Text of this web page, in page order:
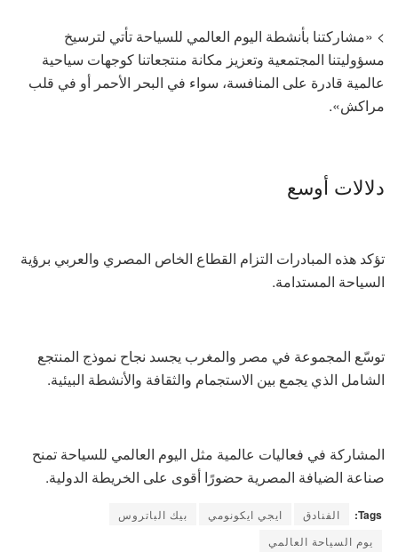
> «مشاركتنا بأنشطة اليوم العالمي للسياحة تأتي لترسيخ
مسؤوليتنا المجتمعية وتعزيز مكانة منتجعاتنا كوجهات سياحية
عالمية قادرة على المنافسة، سواء في البحر الأحمر أو في قلب
مراكش».
دلالات أوسع
تؤكد هذه المبادرات التزام القطاع الخاص المصري والعربي برؤية
السياحة المستدامة.
توسّع المجموعة في مصر والمغرب يجسد نجاح نموذج المنتجع
الشامل الذي يجمع بين الاستجمام والثقافة والأنشطة البيئية.
المشاركة في فعاليات عالمية مثل اليوم العالمي للسياحة تمنح
صناعة الضيافة المصرية حضورًا أقوى على الخريطة الدولية.
Tags: الفنادق ايجي ايكونومي
بيك الباتروس
يوم السياحة العالمي